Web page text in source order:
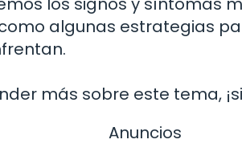
algunas estrategias
más sobre este tema,
Anuncios